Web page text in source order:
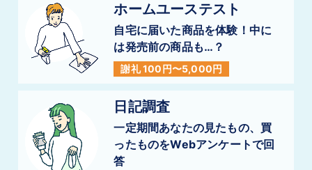
ホームユーステスト
自宅に届いた商品を体験！ 中に
は発売前の商品も…？
謝礼 100円〜5,000円
日記調査
一定期間あなたの見たもの、買
ったものをWebアンケートで回
答